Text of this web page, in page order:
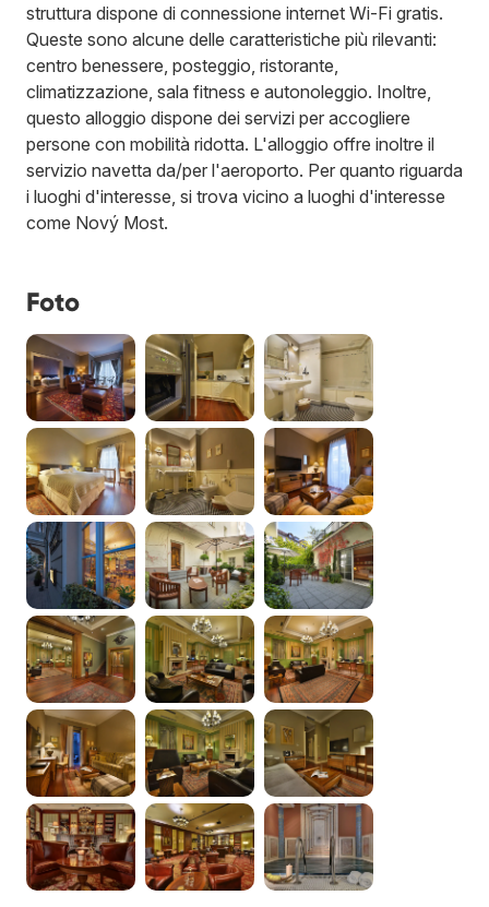
struttura dispone di connessione internet Wi-Fi gratis.
Queste sono alcune delle caratteristiche più rilevanti:
centro benessere, posteggio, ristorante,
climatizzazione, sala fitness e autonoleggio. Inoltre,
questo alloggio dispone dei servizi per accogliere
persone con mobilità ridotta. L'alloggio offre inoltre il
servizio navetta da/per l'aeroporto. Per quanto riguarda
i luoghi d'interesse, si trova vicino a luoghi d'interesse
come Nový Most.
Foto